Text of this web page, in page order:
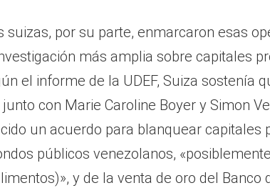
suizas, por su parte, enmarcaron esas
más amplia sobre capitales
el informe de la UDEF, Suiza sostenía
con Marie Caroline Boyer y Simon
un acuerdo para blanquear capitales
públicos venezolanos,
y de la venta de oro del Banco